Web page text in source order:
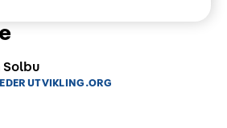
Solbu
UTVIKLING.ORG